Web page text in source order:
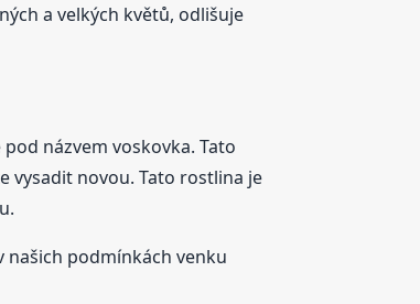
a velkých květů, odlišuje
názvem voskovka. Tato
vysadit novou. Tato rostlina je
podmínkách venku